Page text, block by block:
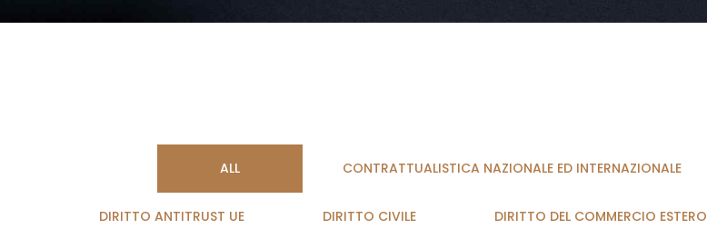
ALL CONTRATTUALISTICA NAZIONALE ED INTERNAZIONALE
DIRITTO ANTITRUST UE DIRITTO CIVILE DIRITTO DEL COMMERCIO ESTERO